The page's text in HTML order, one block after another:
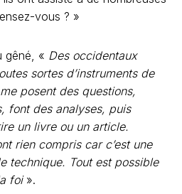
de bonne grâce à mon
? Il l’établit grâce à la
médicales ?
le guide. De quoi il vit ? Des
qu’ils veulent.
le guérisseur chez un
à l’estomac.